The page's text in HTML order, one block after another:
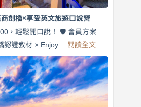
劍
口
說
營
月
劍橋×享受英文旅遊口說營
，輕鬆開口說！ 🛡️ 會員方案
認證教材 × Enjoy… 閱讀全文:
外
師
帶
英